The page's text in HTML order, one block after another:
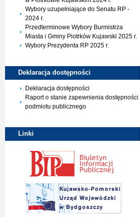
Wybory uzupełniające do Senatu RP -
2024 r.
Przedterminowe Wybory Burmistrza
Miasta i Gminy Piotrków Kujawski 2025 r.
Wybory Prezydenta RP 2025 r.
Deklaracja dostępności
Deklaracja dostępności
Raport o stanie zapewnienia dostępności
podmiotu publicznego
Linki